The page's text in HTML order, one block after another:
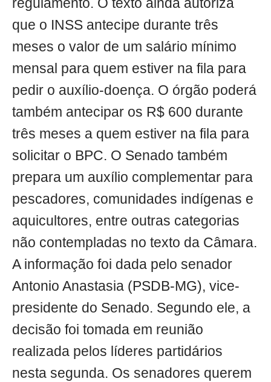
regulamento. O texto ainda autoriza
que o INSS antecipe durante três
meses o valor de um salário mínimo
mensal para quem estiver na fila para
pedir o auxílio-doença. O órgão poderá
também antecipar os R$ 600 durante
três meses a quem estiver na fila para
solicitar o BPC. O Senado também
prepara um auxílio complementar para
pescadores, comunidades indígenas e
aquicultores, entre outras categorias
não contempladas no texto da Câmara.
A informação foi dada pelo senador
Antonio Anastasia (PSDB-MG), vice-
presidente do Senado. Segundo ele, a
decisão foi tomada em reunião
realizada pelos líderes partidários
nesta segunda. Os senadores querem